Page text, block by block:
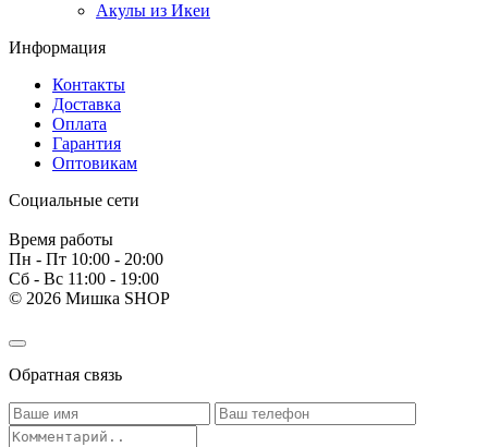
Акулы из Икеи
Информация
Контакты
Доставка
Оплата
Гарантия
Оптовикам
Социальные сети
Время работы
Пн - Пт 10:00 - 20:00
Сб - Вс 11:00 - 19:00
© 2026 Мишка SHOP
Обратная связь